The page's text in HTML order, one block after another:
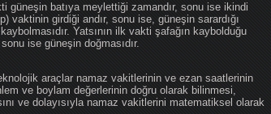
güneşin batıya meylettiği zamandır, sonu ise ikindi
girdiği andır, sonu ise, güneşin sarardığı
Yatsının ilk vakti şafağın kaybolduğu
ise güneşin doğmasıdır.
araçlar namaz vakitlerinin ve ezan saatlerinin
ve boylam değerlerinin doğru olarak bilinmesi,
ve dolayısıyla namaz vakitlerini matematiksel olarak